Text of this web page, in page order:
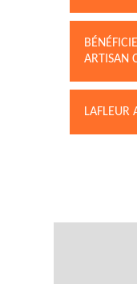
ARTISAN
LAFLEUR